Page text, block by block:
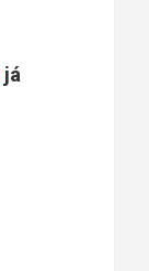
já